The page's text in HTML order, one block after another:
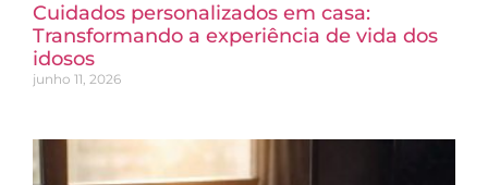
Cuidados personalizados em casa:
Transformando a experiência de vida dos
idosos
junho 11, 2026